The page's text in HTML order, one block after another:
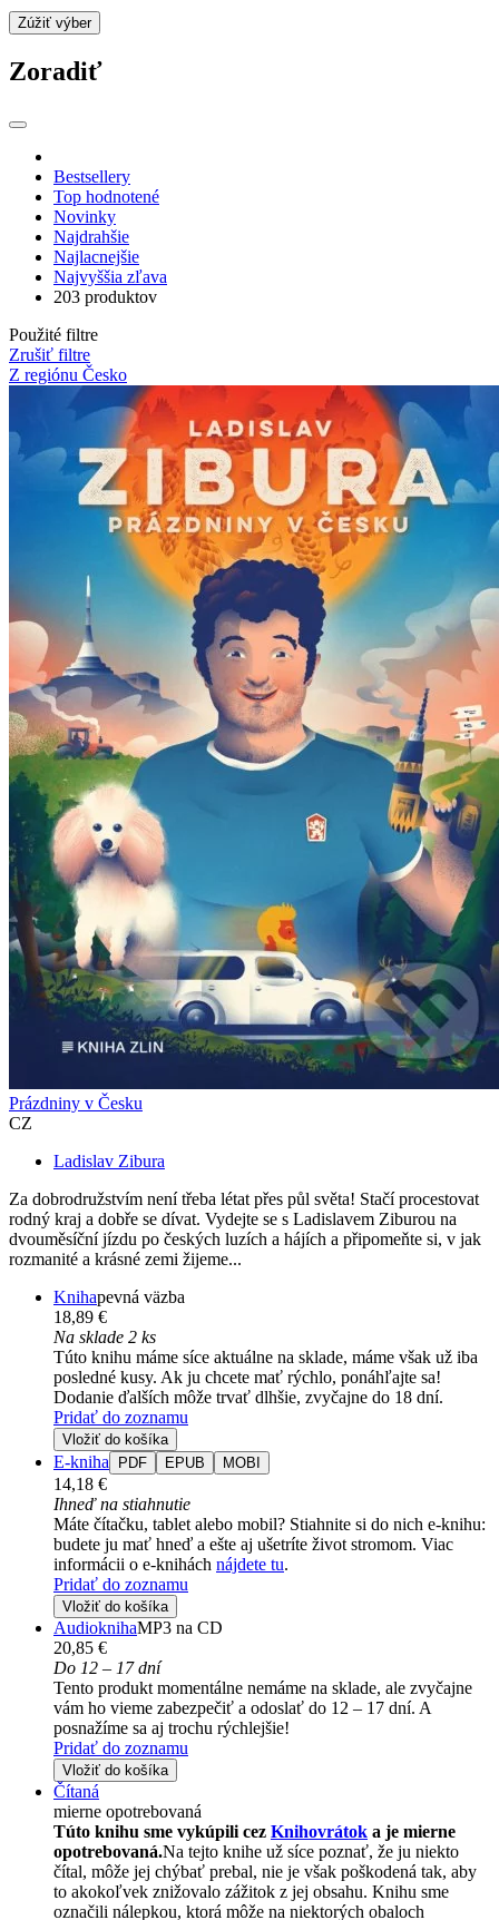
Zúžiť výber
Zoradiť
Bestsellery
Top hodnotené
Novinky
Najdrahšie
Najlacnejšie
Najvyššia zľava
203 produktov
Použité filtre
Zrušiť filtre
Z regiónu Česko
Prázdniny v Česku
CZ
Ladislav Zibura
Za dobrodružstvím není třeba létat přes půl světa! Stačí procestovat
rodný kraj a dobře se dívat. Vydejte se s Ladislavem Ziburou na
dvouměsíční jízdu po českých luzích a hájích a připomeňte si, v jak
rozmanité a krásné zemi žijeme...
Knihapevná väzba
18,89 €
Na sklade 2 ks
Túto knihu máme síce aktuálne na sklade, máme však už iba
posledné kusy. Ak ju chcete mať rýchlo, ponáhľajte sa!
Dodanie ďalších môže trvať dlhšie, zvyčajne do 18 dní.
Pridať do zoznamu
Vložiť do košíka
E-kniha PDF EPUB MOBI
14,18 €
Ihneď na stiahnutie
Máte čítačku, tablet alebo mobil? Stiahnite si do nich e-knihu:
budete ju mať hneď a ešte aj ušetríte život stromom. Viac
informácii o e-knihách nájdete tu.
Pridať do zoznamu
Vložiť do košíka
AudioknihaMP3 na CD
20,85 €
Do 12 – 17 dní
Tento produkt momentálne nemáme na sklade, ale zvyčajne
vám ho vieme zabezpečiť a odoslať do 12 – 17 dní. A
posnažíme sa aj trochu rýchlejšie!
Pridať do zoznamu
Vložiť do košíka
Čítaná
mierne opotrebovaná
Túto knihu sme vykúpili cez Knihovrátok a je mierne
opotrebovaná.Na tejto knihe už síce poznať, že ju niekto
čítal, môže jej chýbať prebal, nie je však poškodená tak, aby
to akokoľvek znižovalo zážitok z jej obsahu. Knihu sme
označili nálepkou, ktorá môže na niektorých obaloch